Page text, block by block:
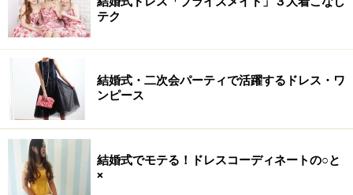
テク
結婚式・二次会パーティで活躍するドレス・ワ
ンピース
結婚式でモテる！ドレスコーディネートの○と
×